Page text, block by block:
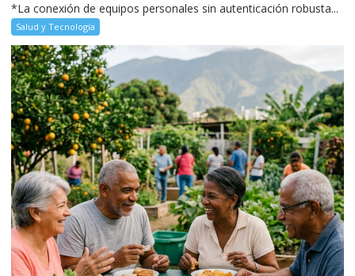
*La conexión de equipos personales sin autenticación robusta...
Salud y Tecnología